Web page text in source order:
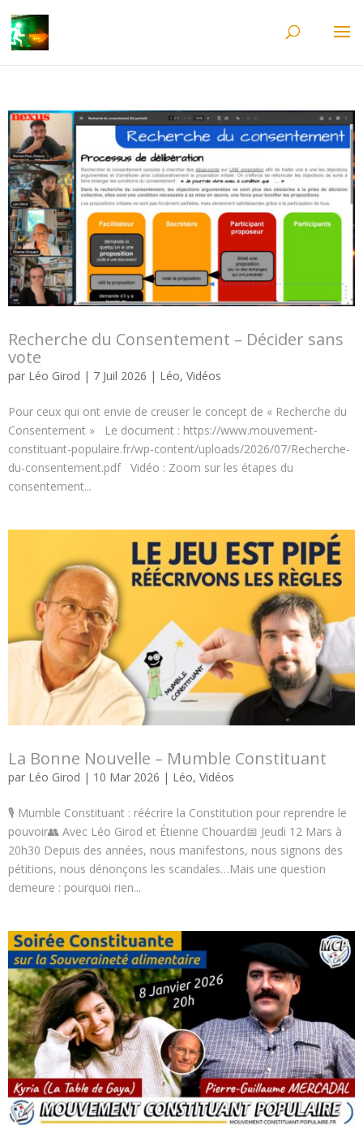
Recherche du Consentement – Décider sans
vote
par Léo Girod | 7 Juil 2026 | Léo, Vidéos
Pour ceux qui ont envie de creuser le concept de « Recherche du
Consentement » Le document : https://www.mouvement-
constituant-populaire.fr/wp-content/uploads/2026/07/Recherche-
du-consentement.pdf Vidéo : Zoom sur les étapes du
consentement...
La Bonne Nouvelle – Mumble Constituant
par Léo Girod | 10 Mar 2026 | Léo, Vidéos
🎙 Mumble Constituant : réécrire la Constitution pour reprendre le
pouvoir👥 Avec Léo Girod et Étienne Chouard📅 Jeudi 12 Mars à
20h30 Depuis des années, nous manifestons, nous signons des
pétitions, nous dénonçons les scandales…Mais une question
demeure : pourquoi rien...